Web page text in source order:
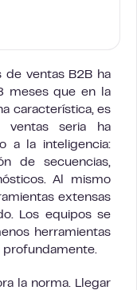
de ventas B2B ha
meses que en la
característica, es
ventas seria ha
a la inteligencia:
de secuencias,
Al mismo
extensas
Los equipos se
herramientas
profundamente.
la norma. Llegar